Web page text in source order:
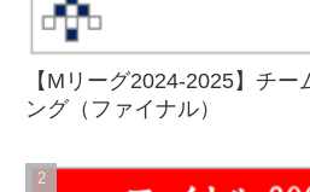
【Mリーグ2024-2025】チ
ング（ファイナル）